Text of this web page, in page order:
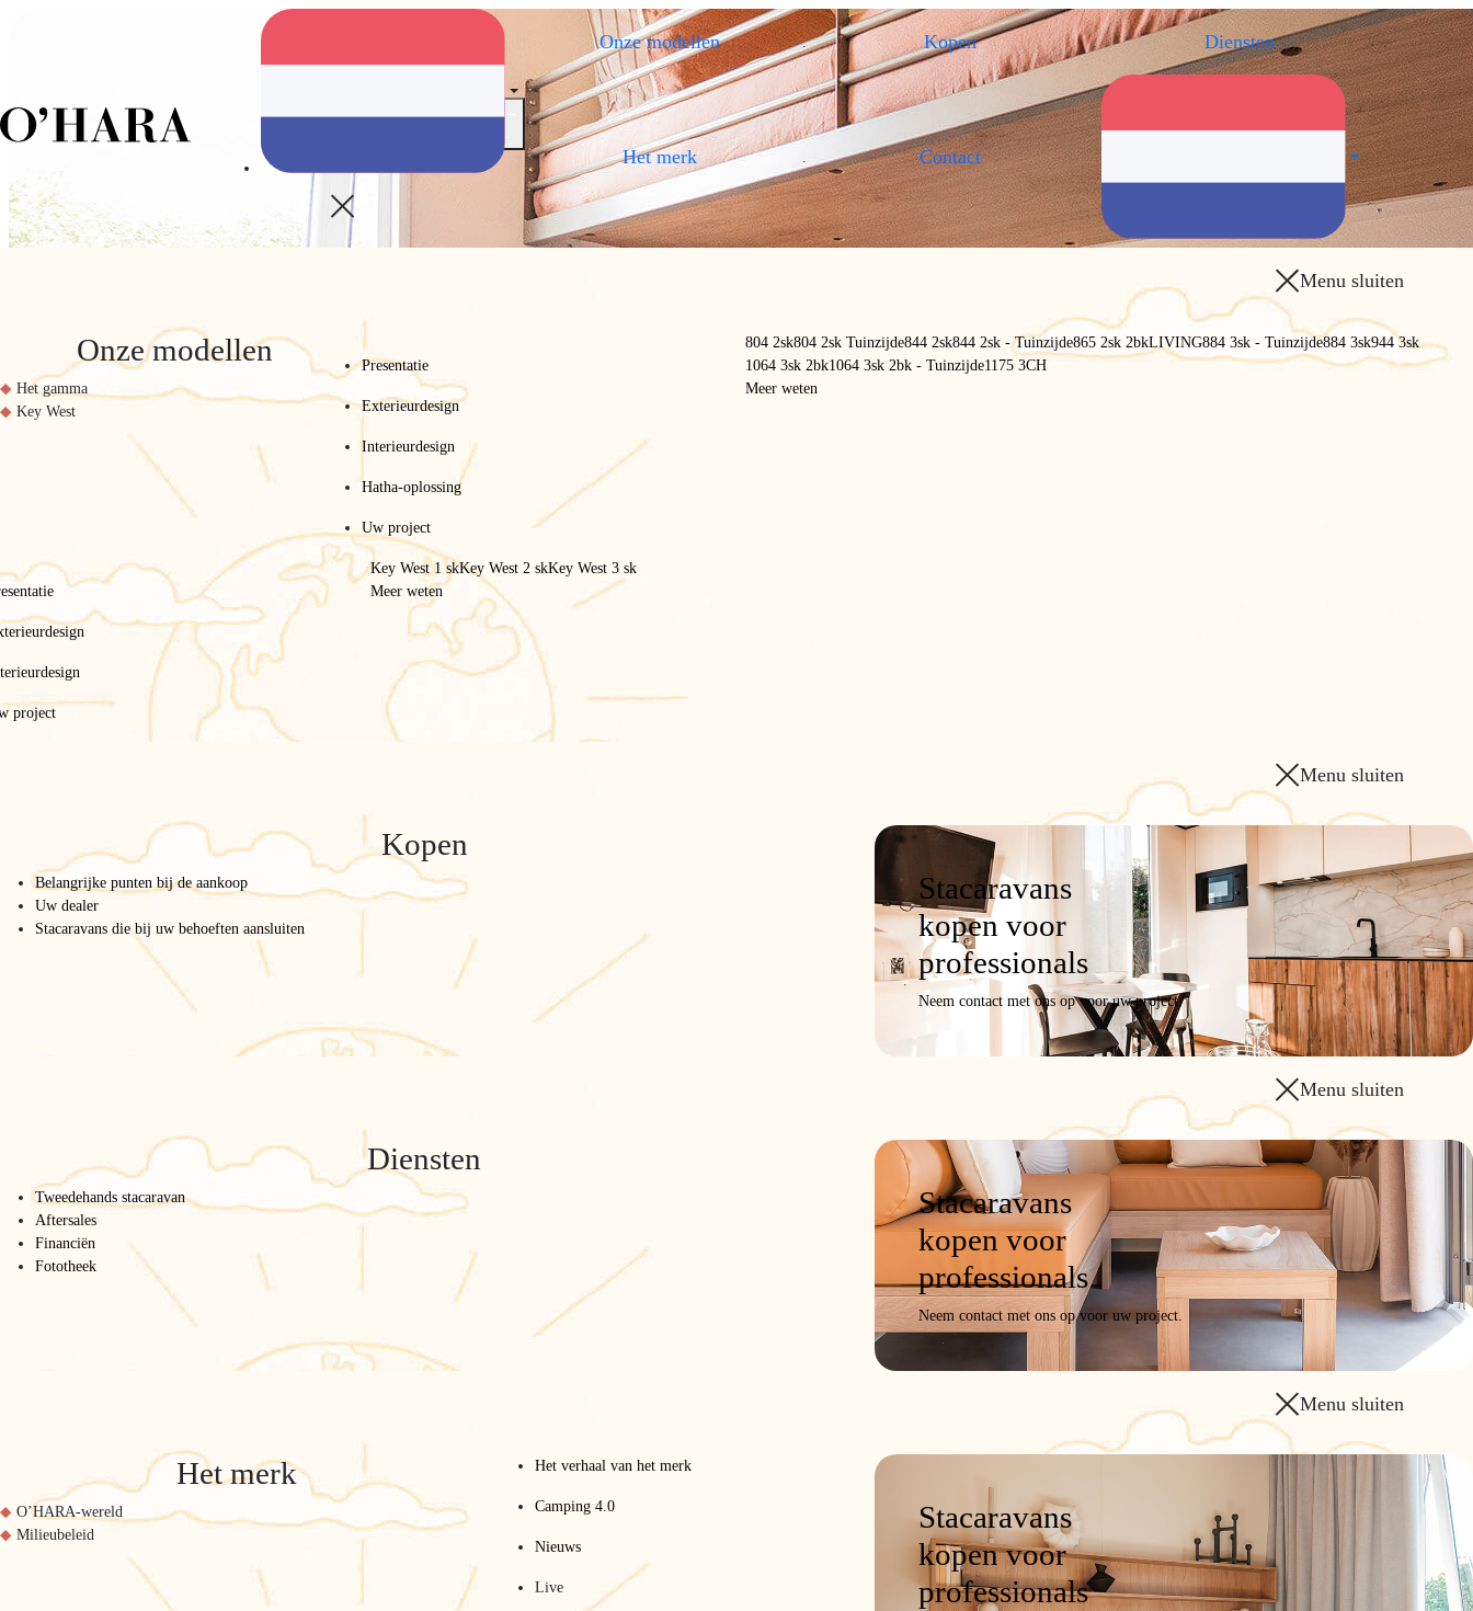
Menu openen / Menu sluiten
Onze modellen . Kopen . Diensten .
Het merk Contact
Menu sluiten
Onze modellen
Het gamma
Key West
Presentatie
Exterieurdesign
Interieurdesign
Hatha-oplossing
Uw project
804 2sk804 2sk Tuinzijde844 2sk844 2sk - Tuinzijde865 2sk 2bkLIVING884 3sk - Tuinzijde884 3sk944 3sk
1064 3sk 2bk1064 3sk 2bk - Tuinzijde1175 3CH
Meer weten
project
Key West 1 skKey West 2 skKey West 3 sk
Meer weten
Menu sluiten
Kopen
Belangrijke punten bij de aankoop
Uw dealer
Stacaravans die bij uw behoeften aansluiten
Stacaravans
kopen voor
professionals
Neem contact met ons op voor uw project.
Menu sluiten
Diensten
Tweedehands stacaravan
Aftersales
Financiën
Fototheek
Stacaravans
kopen voor
professionals
Neem contact met ons op voor uw project.
Menu sluiten
Het merk
O’HARA-wereld
Milieubeleid
Het verhaal van het merk
Camping 4.0
Nieuws
Live
Stacaravans
kopen voor
professionals
Het gamma Luxe vier seizoenen stacaravan
Luxe vier seizoenen stacaravan